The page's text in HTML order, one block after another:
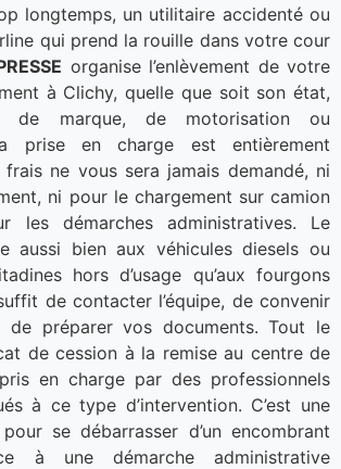
longtemps, un utilitaire accidenté ou
qui prend la rouille dans votre cour
organise l’enlèvement de votre
à Clichy, quelle que soit son état,
de marque, de motorisation ou
prise en charge est entièrement
ne vous sera jamais demandé, ni
ni pour le chargement sur camion
les démarches administratives. Le
aussi bien aux véhicules diesels ou
hors d’usage qu’aux fourgons
de contacter l’équipe, de convenir
de préparer vos documents. Tout le
de cession à la remise au centre de
en charge par des professionnels
à ce type d’intervention. C’est une
se débarrasser d’un encombrant
à une démarche administrative